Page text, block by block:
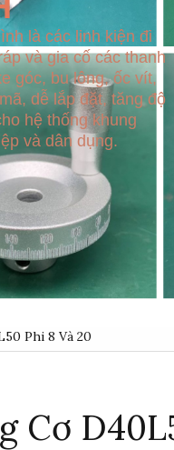
là các linh kiện đi
và gia cố các thanh
góc, bu lông, ốc vít,
dễ lắp đặt, tăng độ
hệ thống khung
và dân dụng.
Phi 8 Và 20
Cơ